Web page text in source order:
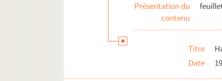
Présentation du
contenu
Titre
Date